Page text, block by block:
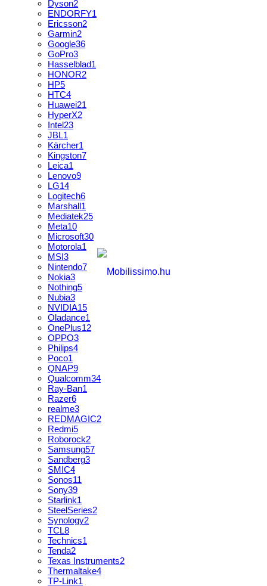
Dyson2
ENDORFY1
Ericsson2
Garmin2
Google36
GoPro3
Hasselblad1
HONOR2
HP5
HTC4
Huawei21
HyperX2
Intel23
JBL1
Kärcher1
Kingston7
Leica1
Lenovo9
LG14
Logitech6
Marshall1
Mediatek25
Meta10
Microsoft30
Motorola1
MSI3
Nintendo7
Nokia3
Nothing5
Nubia3
NVIDIA15
Oladance1
OnePlus12
OPPO3
Philips4
Poco1
QNAP9
Qualcomm34
Ray-Ban1
Razer6
realme3
REDMAGIC2
Redmi5
Roborock2
Samsung57
Sandberg3
SMIC4
Sonos11
Sony39
Starlink1
SteelSeries2
Synology2
TCL8
Technics1
Tenda2
Texas Instruments2
Thermaltake4
TP-Link1